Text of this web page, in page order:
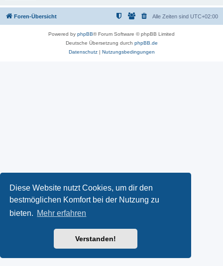
Diese Website nutzt Cookies, um dir den
bestmöglichen Komfort bei der Nutzung zu
bieten. Mehr erfahren
Verstanden!
Foren-Übersicht Alle Zeiten sind UTC+02:00
Powered by phpBB® Forum Software © phpBB Limited
Deutsche Übersetzung durch phpBB.de
Datenschutz| Nutzungsbedingungen